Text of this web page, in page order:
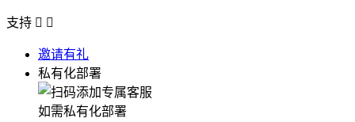
支持  
邀请有礼
私有化部署
如需私有化部署